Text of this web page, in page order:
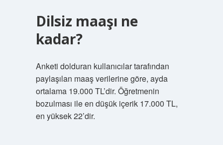
Dilsiz maaşı ne
kadar?
Anketi dolduran kullanıcılar tarafından
paylaşılan maaş verilerine göre, ayda
ortalama 19.000 TL’dir. Öğretmenin
bozulması ile en düşük içerik 17.000 TL,
en yüksek 22’dir.